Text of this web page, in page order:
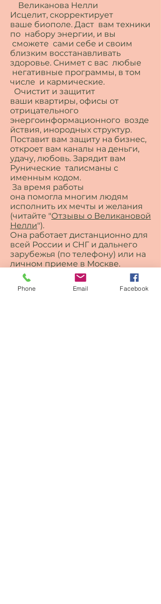
Великанова Нелли
Исцелит, скорректирует
ваше биополе. Даст вам техники
по набору энергии, и вы
сможете сами себе и своим
близким восстанавливать
здоровье. Снимет с вас любые
негативные программы, в том
числе и кармические.
Очистит и защитит
ваши квартиры, офисы от
отрицательного
энергоинформационного возде
йствия, инородных структур.
Поставит вам защиту на бизнес,
откроет вам каналы на деньги,
удачу, любовь. Зарядит вам
Рунические талисманы с
именным кодом.
За время работы
она помогла многим людям
исполнить их мечты и желания
(читайте "Отзывы о Великановой
Нелли").
Она работает дистанционно для
всей России и СНГ и дальнего
зарубежья (по телефону) или на
личном приеме в Москве.
Можно посмотреть съемки,
передачи о центе с Великановой
Нелли в разделе "
" .
Phone Email Facebook